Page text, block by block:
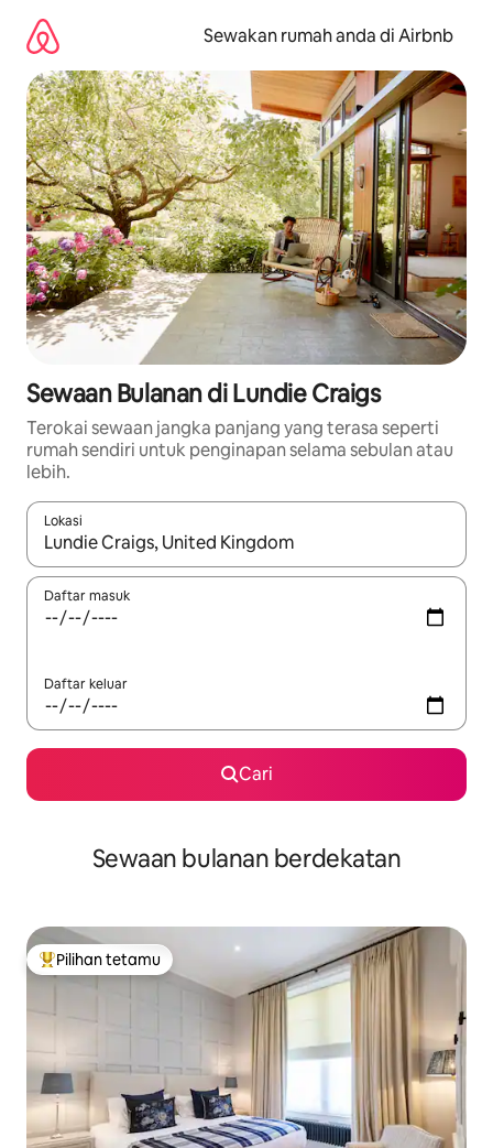
kandungan
Sewakan rumah anda di Airbnb
Sewaan Bulanan di Lundie Craigs
Terokai sewaan jangka panjang yang terasa seperti
rumah sendiri untuk penginapan selama sebulan atau
lebih.
Lokasi
Apabila hasil tersedia, navigasi dengan kekunci anak panah
Daftar masuk
Daftar keluar
Cari
Sewaan bulanan berdekatan
Pilihan utama tetamu
Pilihan tetamu